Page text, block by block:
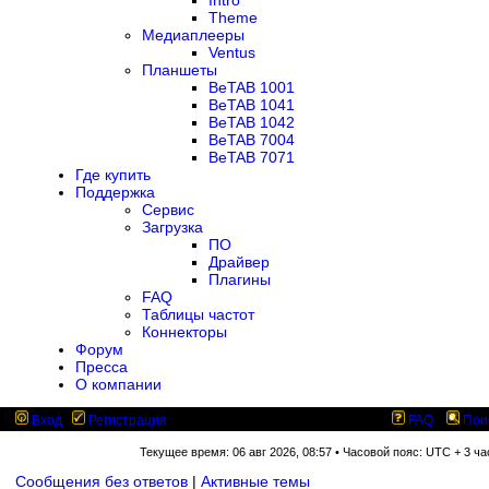
Theme
Медиаплееры
Ventus
Планшеты
BeTAB 1001
BeTAB 1041
BeTAB 1042
BeTAB 7004
BeTAB 7071
Где купить
Поддержка
Сервис
Загрузка
ПО
Драйвер
Плагины
FAQ
Таблицы частот
Коннекторы
Форум
Пресса
О компании
Вход Регистрация FAQ
Текущее время: 06 авг 2026, 08:57 • Часовой пояс: UTC + 3
Сообщения без ответов | Активные темы